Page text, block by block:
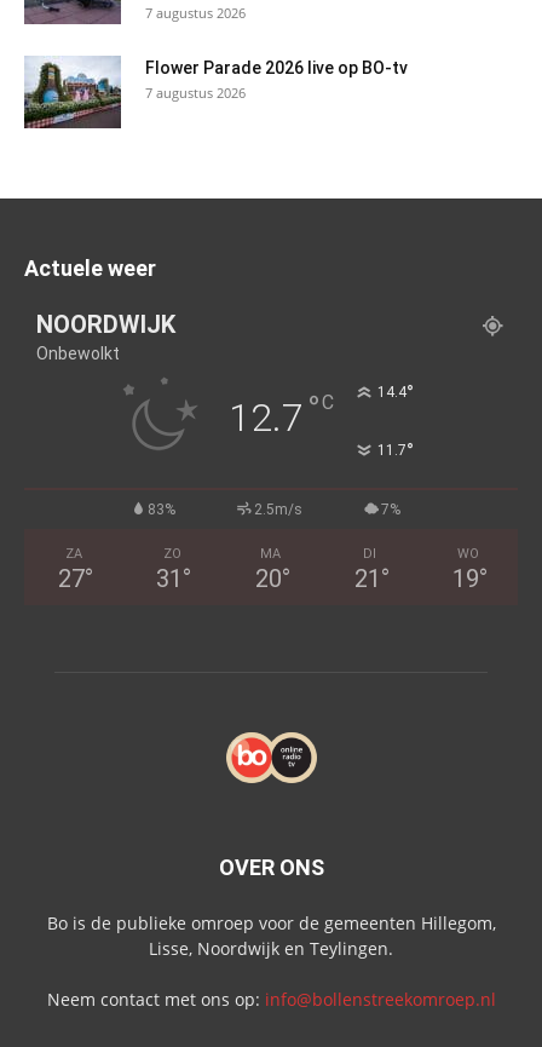
7 augustus 2026
Flower Parade 2026 live op BO-tv
7 augustus 2026
Actuele weer
NOORDWIJK
Onbewolkt
12.7 °C 14.4°
11.7°
83% 2.5m/s 7%
ZA
27°
ZO
31 °
MA
20°
DI
21 °
WO
19°
OVER ONS
Bo is de publieke omroep voor de gemeenten Hillegom,
Lisse, Noordwijk en Teylingen.
Neem contact met ons op: info@bollenstreekomroep.nl